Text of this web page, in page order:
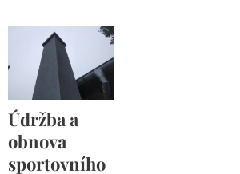
Údržba a
obnova
sportovního